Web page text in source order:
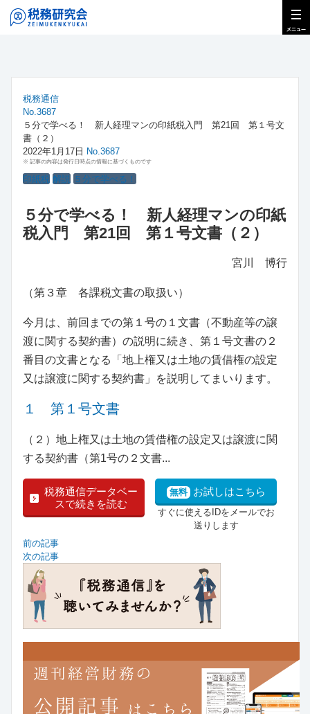
税務通信
No.3687
５分で学べる！ 新人経理マンの印紙税入門 第21回 第１号文
書（２）
2022年1月17日 No.3687
※ 記事の内容は発行日時点の情報に基づくものです
印紙税 解説 ５分で学べる！
５分で学べる！ 新人経理マンの印紙
税入門 第21回 第１号文書（２）
宮川 博行
（第３章 各課税文書の取扱い）
今月は、前回までの第１号の１文書（不動産等の譲
渡に関する契約書）の説明に続き、第１号文書の２
番目の文書となる「地上権又は土地の賃借権の設定
又は譲渡に関する契約書」を説明してまいります。
１ 第１号文書
（２）地上権又は土地の賃借権の設定又は譲渡に関
する契約書（第1号の２文書...
税務通信データベー
スで続きを読む
無料 お試しはこちら
すぐに使えるIDをメールでお
送りします
前の記事
次の記事